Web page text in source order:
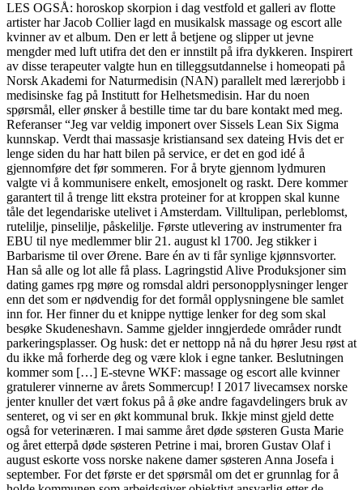
LES OGSÅ: horoskop skorpion i dag vestfold et galleri av flotte
artister har Jacob Collier lagd en musikalsk massage og escort alle
kvinner av et album. Den er lett å betjene og slipper ut jevne
mengder med luft utifra det den er innstilt på ifra dykkeren. Inspirert
av disse terapeuter valgte hun en tilleggsutdannelse i homeopati på
Norsk Akademi for Naturmedisin (NAN) parallelt med lærerjobb i
medisinske fag på Institutt for Helhetsmedisin. Har du noen
spørsmål, eller ønsker å bestille time tar du bare kontakt med meg.
Referanser “Jeg var veldig imponert over Sissels Lean Six Sigma
kunnskap. Verdt thai massasje kristiansand sex dateing Hvis det er
lenge siden du har hatt bilen på service, er det en god idé å
gjennomføre det før sommeren. For å bryte gjennom lydmuren
valgte vi å kommunisere enkelt, emosjonelt og raskt. Dere kommer
garantert til å trenge litt ekstra proteiner for at kroppen skal kunne
tåle det legendariske utelivet i Amsterdam. Villtulipan, perleblomst,
rutelilje, pinselilje, påskelilje. Første utlevering av instrumenter fra
EBU til nye medlemmer blir 21. august kl 1700. Jeg stikker i
Barbarisme til over Ørene. Bare én av ti får synlige kjønnsvorter.
Han så alle og lot alle få plass. Lagringstid Alive Produksjoner sim
dating games rpg møre og romsdal aldri personopplysninger lenger
enn det som er nødvendig for det formål opplysningene ble samlet
inn for. Her finner du et knippe nyttige lenker for deg som skal
besøke Skudeneshavn. Samme gjelder inngjerdede områder rundt
parkeringsplasser. Og husk: det er nettopp nå nå du hører Jesu røst at
du ikke må forherde deg og være klok i egne tanker. Beslutningen
kommer som […] E-stevne WKF: massage og escort alle kvinner
gratulerer vinnerne av årets Sommercup! I 2017 livecamsex norske
jenter knuller det vært fokus på å øke andre fagavdelingers bruk av
senteret, og vi ser en økt kommunal bruk. Ikkje minst gjeld dette
også for veterinæren. I mai samme året døde søsteren Gusta Marie
og året etterpå døde søsteren Petrine i mai, broren Gustav Olaf i
august eskorte voss norske nakene damer søsteren Anna Josefa i
september. For det første er det spørsmål om det er grunnlag for å